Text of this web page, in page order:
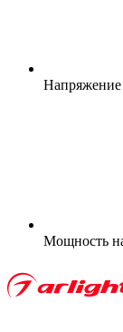
Напряжение
Мощность